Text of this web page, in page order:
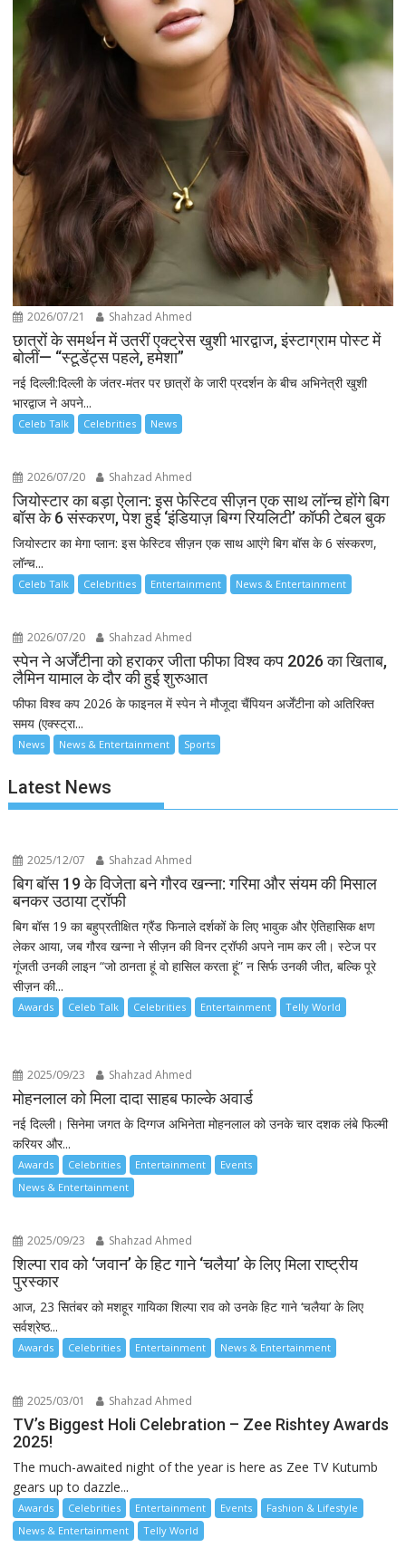
2026/07/21 Shahzad Ahmed
छात्रों के समर्थन में उतरीं एक्ट्रेस खुशी भारद्वाज, इंस्टाग्राम पोस्ट में
बोलीं— “स्टूडेंट्स पहले, हमेशा”
नई दिल्ली:दिल्ली के जंतर-मंतर पर छात्रों के जारी प्रदर्शन के बीच अभिनेत्री खुशी
भारद्वाज ने अपने...
Celeb Talk Celebrities News
2026/07/20 Shahzad Ahmed
जियोस्टार का बड़ा ऐलान: इस फेस्टिव सीज़न एक साथ लॉन्च होंगे बिग
बॉस के 6 संस्करण, पेश हुई ‘इंडियाज़ बिग्ग रियलिटी’ कॉफी टेबल बुक
जियोस्टार का मेगा प्लान: इस फेस्टिव सीज़न एक साथ आएंगे बिग बॉस के 6 संस्करण,
लॉन्च...
Celeb Talk Celebrities Entertainment News & Entertainment
2026/07/20 Shahzad Ahmed
स्पेन ने अर्जेंटीना को हराकर जीता फीफा विश्व कप 2026 का खिताब,
लैमिन यामाल के दौर की हुई शुरुआत
फीफा विश्व कप 2026 के फाइनल में स्पेन ने मौजूदा चैंपियन अर्जेंटीना को अतिरिक्त
समय (एक्स्ट्रा...
News News & Entertainment Sports
Latest News
2025/12/07 Shahzad Ahmed
बिग बॉस 19 के विजेता बने गौरव खन्ना: गरिमा और संयम की मिसाल
बनकर उठाया ट्रॉफी
बिग बॉस 19 का बहुप्रतीक्षित ग्रैंड फिनाले दर्शकों के लिए भावुक और ऐतिहासिक क्षण
लेकर आया, जब गौरव खन्ना ने सीज़न की विनर ट्रॉफी अपने नाम कर ली। स्टेज पर
गूंजती उनकी लाइन “जो ठानता हूं वो हासिल करता हूं” न सिर्फ उनकी जीत, बल्कि पूरे
सीज़न की...
Awards Celeb Talk Celebrities Entertainment Telly World
2025/09/23 Shahzad Ahmed
मोहनलाल को मिला दादा साहब फाल्के अवार्ड
नई दिल्ली। सिनेमा जगत के दिग्गज अभिनेता मोहनलाल को उनके चार दशक लंबे फिल्मी
करियर और...
Awards Celebrities Entertainment
Events
News & Entertainment
2025/09/23 Shahzad Ahmed
शिल्पा राव को ‘जवान’ के हिट गाने ‘चलैया’ के लिए मिला राष्ट्रीय
पुरस्कार
आज, 23 सितंबर को मशहूर गायिका शिल्पा राव को उनके हिट गाने ‘चलैया’ के लिए
सर्वश्रेष्ठ...
Awards Celebrities Entertainment News & Entertainment
2025/03/01 Shahzad Ahmed
TV’s Biggest Holi Celebration – Zee Rishtey Awards
2025!
The much-awaited night of the year is here as Zee TV Kutumb
gears up to dazzle...
Awards Celebrities Entertainment Events
Fashion & Lifestyle
News & Entertainment
Telly World